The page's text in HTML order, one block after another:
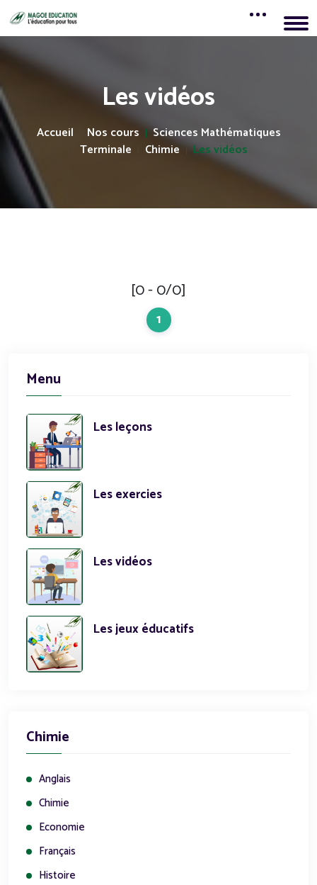
Les vidéos
Accueil Nos cours
Sciences Mathématiques
Terminale
Chimie Les vidéos
[0 - 0/0]
1
Menu
Les leçons
Les exercies
Les vidéos
Les jeux éducatifs
Chimie
Anglais
Chimie
Economie
Français
Histoire